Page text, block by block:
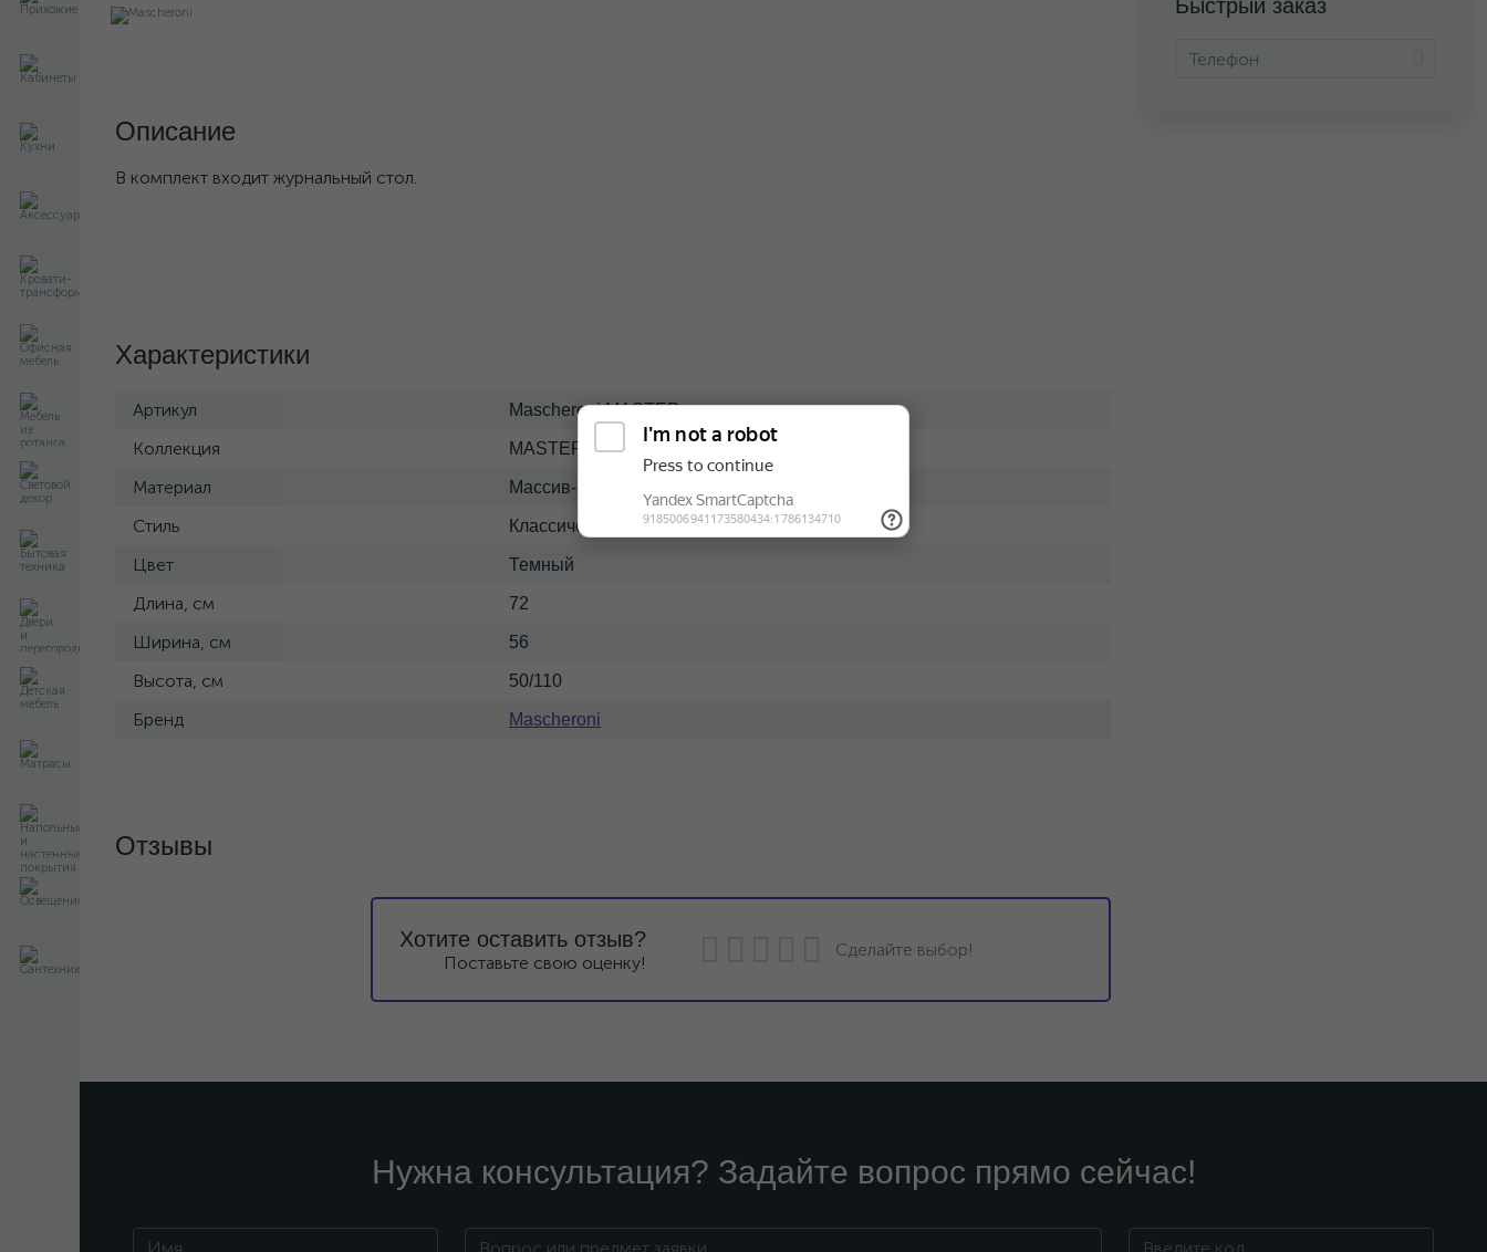
Описание
В комплект входит журнальный стол.
Характеристики
Артикул Mascheroni MASTER
Коллекция MASTER
Материал Массив-кожа
Стиль Классический
Цвет Темный
Длина, см 72
Ширина, см 56
Высота, см 50/110
Бренд Mascheroni
Быстрый заказ
Отзывы
Хотите оставить отзыв?
Поставьте свою оценку!
Сделайте выбор!
Нужна консультация? Задайте вопрос прямо сейчас!